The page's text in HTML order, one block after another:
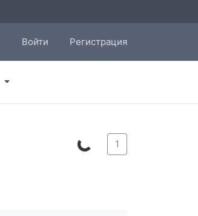
Войти Регистрация
1